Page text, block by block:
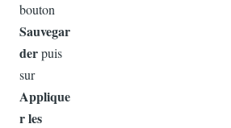
bouton
Sauvegar
derpuis
sur
Applique
r les